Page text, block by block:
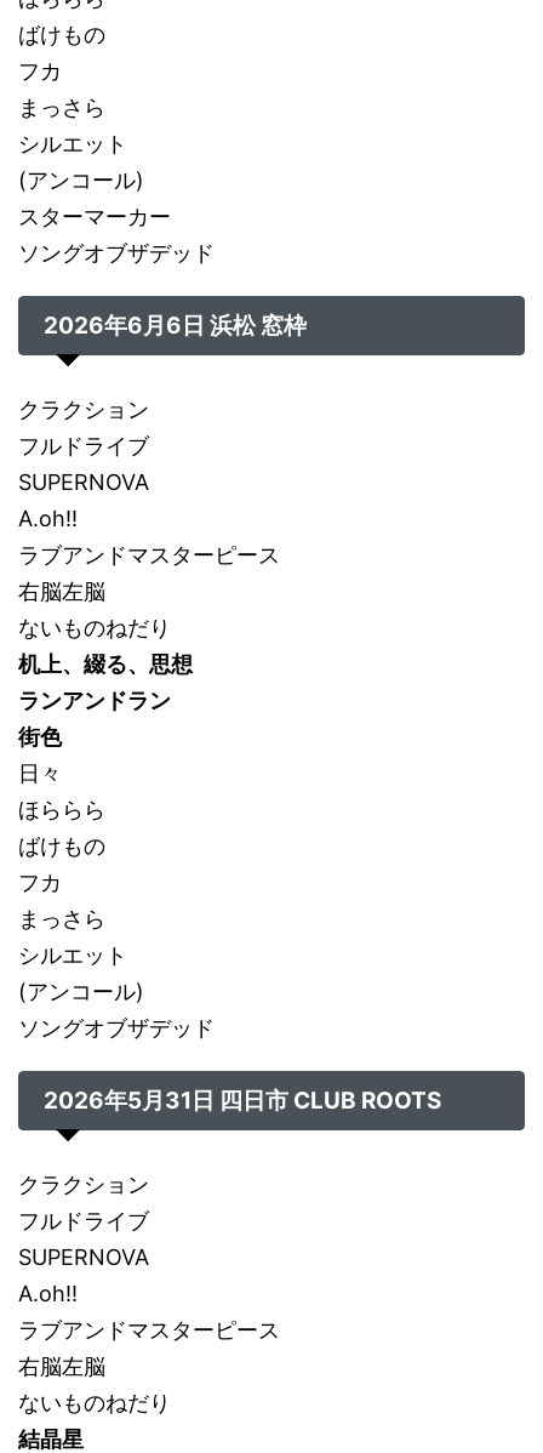
ばけもの
フカ
まっさら
シルエット
(アンコール)
スターマーカー
ソングオブザデッド
2026年6月6日 浜松 窓枠
クラクション
フルドライブ
SUPERNOVA
A.oh!!
ラブアンドマスターピース
右脳左脳
ないものねだり
机上、綴る、思想
ランアンドラン
街色
日々
ほららら
ばけもの
フカ
まっさら
シルエット
(アンコール)
ソングオブザデッド
2026年5月31日 四日市 CLUB ROOTS
クラクション
フルドライブ
SUPERNOVA
A.oh!!
ラブアンドマスターピース
右脳左脳
ないものねだり
結晶星